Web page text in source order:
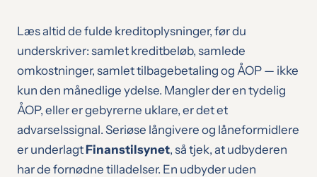
Læs altid de fulde kreditoplysninger, før du
underskriver: samlet kreditbeløb, samlede
omkostninger, samlet tilbagebetaling og ÅOP — ikke
kun den månedlige ydelse. Mangler der en tydelig
ÅOP, eller er gebyrerne uklare, er det et
advarselssignal. Seriøse långivere og låneformidlere
er underlagtFinanstilsynet, så tjek, at udbyderen
har de fornødne tilladelser. En udbyder uden